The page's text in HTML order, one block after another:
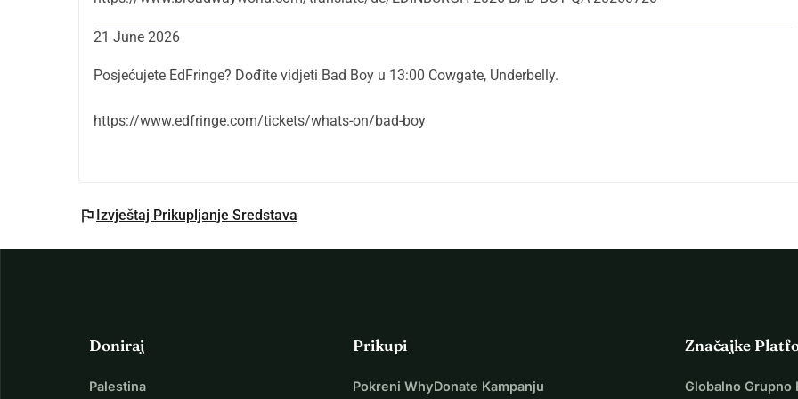
21 June 2026
Posjećujete EdFringe? Dođite vidjeti Bad Boy u 13:00 Cowgate, Underbelly.
https://www.edfringe.com/tickets/whats-on/bad-boy
flag Izvještaj Prikupljanje Sredstava
Doniraj
Palestina
Prikupi
Pokreni WhyDonate Kampanju
Značajke
Globalno Grupno